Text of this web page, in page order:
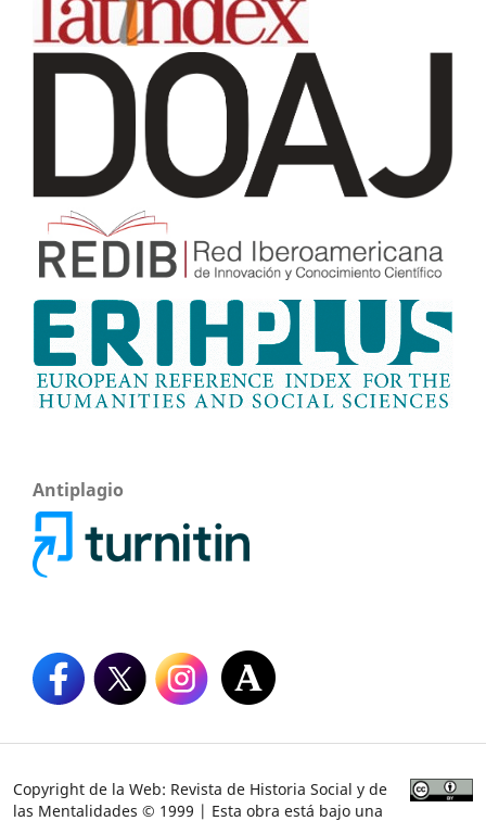
Antiplagio
Copyright de la Web: Revista de Historia Social y de
las Mentalidades © 1999 | Esta obra está bajo una